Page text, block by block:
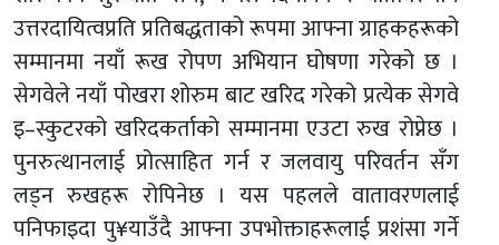
उत्तरदायित्वप्रति प्रतिबद्धताको रूपमा आफ्ना ग्राहकहरूको
सम्मानमा नयाँ रूख रोपण अभियान घोषणा गरेको छ ।
सेगवेले नयाँ पोखरा शोरुम बाट खरिद गरेको प्रत्येक सेगवे
इ–स्कुटरको खरिदकर्ताको सम्मानमा एउटा रुख रोप्नेछ ।
पुनरुत्थानलाई प्रोत्साहित गर्न र जलवायु परिवर्तन सँग
लड्न रुखहरू रोपिनेछ । यस पहलले वातावरणलाई
पनिफाइदा पु¥याउँदै आफ्ना उपभोक्ताहरूलाई प्रशंसा गर्ने